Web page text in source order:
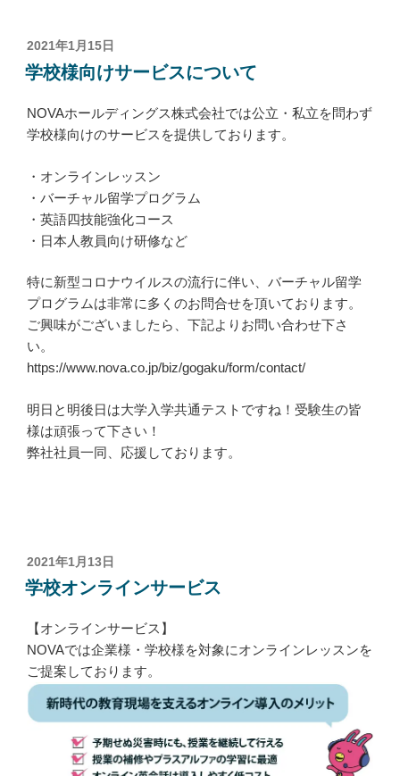
投
稿
日:
2021年1月15日
学校様向けサービスについて
NOVAホールディングス株式会社では公立・私立を問わず
学校様向けのサービスを提供しております。
・オンラインレッスン
・バーチャル留学プログラム
・英語四技能強化コース
・日本人教員向け研修など
特に新型コロナウイルスの流行に伴い、バーチャル留学
プログラムは非常に多くのお問合せを頂いております。
ご興味がございましたら、下記よりお問い合わせ下さ
い。
https://www.nova.co.jp/biz/gogaku/form/contact/
明日と明後日は大学入学共通テストですね！受験生の皆
様は頑張って下さい！
弊社社員一同、応援しております。
投
稿
日:
2021年1月13日
学校オンラインサービス
【オンラインサービス】
NOVAでは企業様・学校様を対象にオンラインレッスンを
ご提案しております。